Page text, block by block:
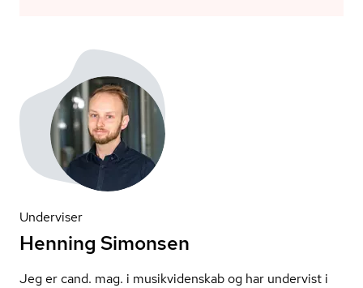
Underviser
Henning Simonsen
Jeg er cand. mag. i musikvidenskab og har undervist i